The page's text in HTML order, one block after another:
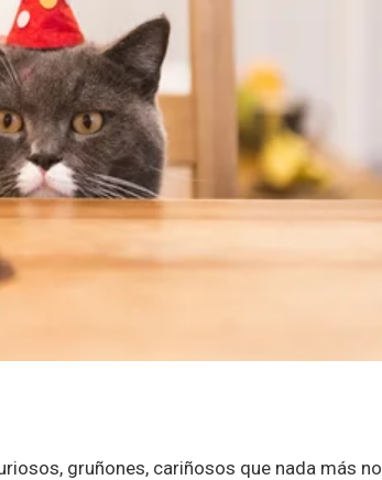
gruñones, cariñosos que nada más no